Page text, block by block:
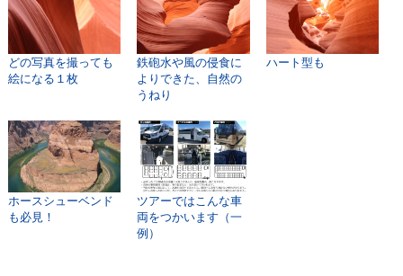
どの写真を撮っても
絵になる１枚
鉄砲水や風の侵食に
よりできた、自然の
うねり
ハート型も
ホースシューベンド
も必見！
ツアーではこんな車
両をつかいます（一
例）